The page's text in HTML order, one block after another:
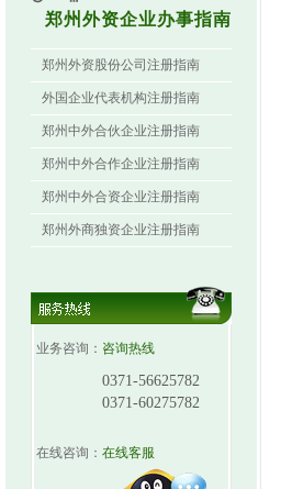
郑州外资企业办事指南
郑州外资股份公司注册指南
外国企业代表机构注册指南
郑州中外合伙企业注册指南
郑州中外合作企业注册指南
郑州中外合资企业注册指南
郑州外商独资企业注册指南
业务咨询： 咨询热线
0371-56625782
0371-60275782
在线咨询： 在线客服